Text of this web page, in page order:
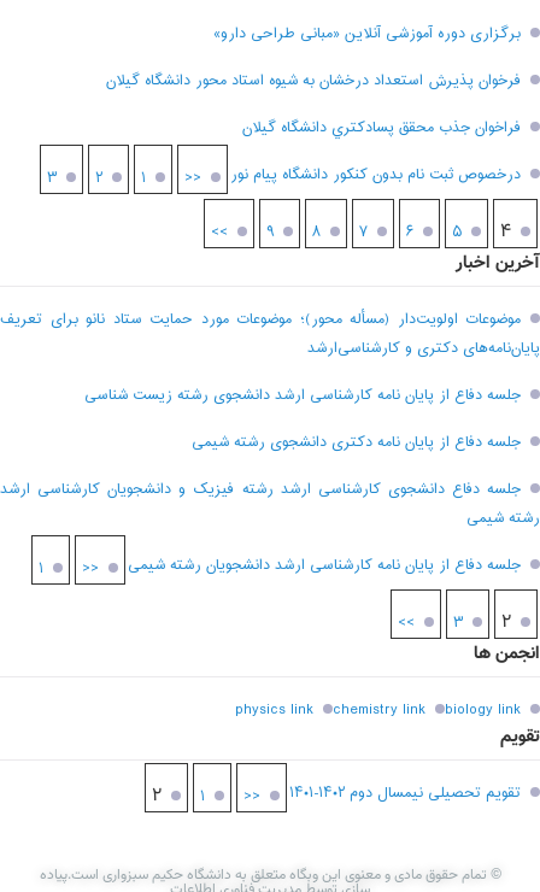
برگزاری دوره آموزشی آنلاین «مبانی طراحی دارو»
فرخوان پذيرش استعداد درخشان به شيوه استاد محور دانشگاه گيلان
فراخوان جذب محقق پسادکتري دانشگاه گيلان
درخصوص ثبت نام بدون کنکور دانشگاه پیام نور
<< ۱ ۲ ۳
۴ ۵ ۶ ۷ ۸ ۹ >>
آخرین اخبار
موضوعات اولویت‌دار (مسأله محور)؛ موضوعات مورد حمایت ستاد نانو برای تعریف
پایان‌نامه‌های دکتری و کارشناسی‌ارشد
جلسه دفاع از پایان نامه کارشناسی ارشد دانشجوی رشته زیست شناسی
جلسه دفاع از پایان نامه دکتری دانشجوی رشته شیمی
جلسه دفاع دانشجوی کارشناسی ارشد رشته فیزیک و دانشجویان کارشناسی ارشد
رشته شیمی
جلسه دفاع از پایان نامه کارشناسی ارشد دانشجویان رشته شیمی
<< ۱
۲ ۳ >>
انجمن ها
biology link
chemistry link
physics link
تقویم
تقویم تحصیلی نیمسال دوم ۱۴۰۲-۱۴۰۱ << ۱ ۲
© تمام حقوق مادی و معنوی این وبگاه متعلق به دانشگاه حکیم سبزواری است.پیاده